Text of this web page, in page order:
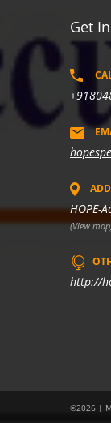
Get
HOPE-
(View
http://
©2026 |